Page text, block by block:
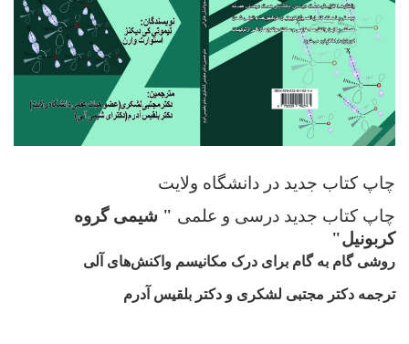
چاپ کتاب جدید در دانشگاه ولایت
چاپ کتاب جدید درسی و علمی " شیمی گروه‌
کربونیل"
روشی گام به گام برای درک مکانیسم واکنش‌های آلی
ترجمه دکتر مجتبی لشکری و دکتر بلقیس آدرم